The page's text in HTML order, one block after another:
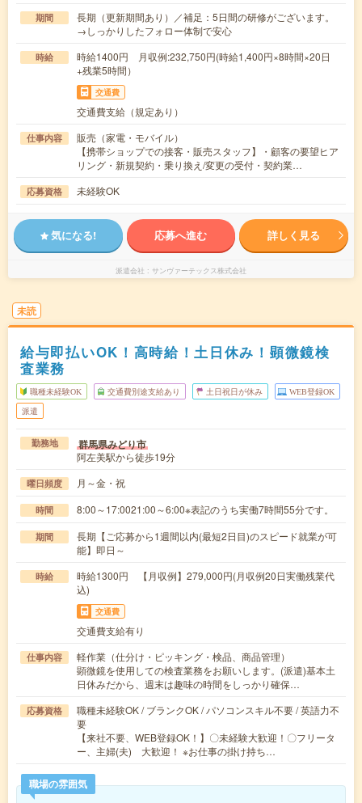
期間
長期（更新期間あり）／補足：5日間の研修がございます。
→しっかりしたフォロー体制で安心
時給
時給1400円 月収例:232,750円(時給1,400円×8時間×20日
+残業5時間）
交通費
交通費支給（規定あり）
仕事内容
販売（家電・モバイル）
【携帯ショップでの接客・販売スタッフ】・顧客の要望ヒア
リング・新規契約・乗り換え/変更の受付・契約業…
応募資格 未経験OK
気になる! 応募へ進む 詳しく見る
派遣会社 サンヴァーテックス株式会社
未読
給与即払いOK！高時給！土日休み！顕微鏡検
査業務
職種未経験OK 交通費別途支給あり 土日祝日が休み WEB登録OK
派遣
勤務地 群馬県みどり市
阿左美駅から徒歩19分
曜日頻度 月～金・祝
時間 8:00～17:0021:00～6:00※表記のうち実働7時間55分です。
期間
長期【ご応募から1週間以内(最短2日目)のスピード就業が可
能】即日～
時給
時給1300円 【月収例】279,000円(月収例20日実働残業代
込)
交通費
交通費支給有り
仕事内容
軽作業（仕分け・ピッキング・検品、商品管理）
顕微鏡を使用しての検査業務をお願いします。(派遣)基本土
日休みだから、週末は趣味の時間をしっかり確保…
応募資格
職種未経験OK / ブランクOK / パソコンスキル不要 / 英語力不
要
【来社不要、WEB登録OK！】〇未経験大歓迎！〇フリータ
ー、主婦(夫) 大歓迎！ ※お仕事の掛け持ち…
職場の雰囲気